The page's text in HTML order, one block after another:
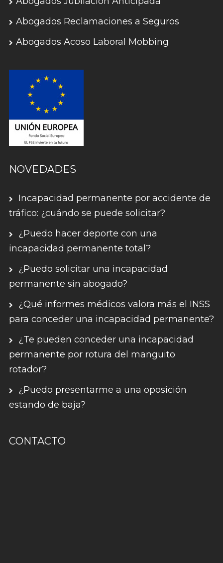
Abogados Reclamaciones a Seguros
Abogados Acoso Laboral Mobbing
NOVEDADES
Incapacidad permanente por accidente de
tráfico: ¿cuándo se puede solicitar?
¿Puedo hacer deporte con una
incapacidad permanente total?
¿Puedo solicitar una incapacidad
permanente sin abogado?
¿Qué informes médicos valora más el INSS
para conceder una incapacidad permanente?
¿Te pueden conceder una incapacidad
permanente por rotura del manguito
rotador?
¿Puedo presentarme a una oposición
estando de baja?
CONTACTO